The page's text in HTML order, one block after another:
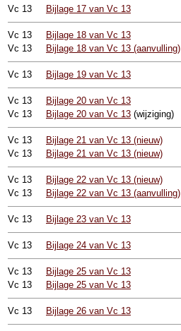
Vc 13 Bijlage 17 van Vc 13
Vc 13 Bijlage 18 van Vc 13
Vc 13 Bijlage 18 van Vc 13 (aanvulling)
Vc 13 Bijlage 19 van Vc 13
Vc 13 Bijlage 20 van Vc 13
Vc 13 Bijlage 20 van Vc 13 (wijziging)
Vc 13 Bijlage 21 van Vc 13 (nieuw)
Vc 13 Bijlage 21 van Vc 13 (nieuw)
Vc 13 Bijlage 22 van Vc 13 (nieuw)
Vc 13 Bijlage 22 van Vc 13 (aanvulling)
Vc 13 Bijlage 23 van Vc 13
Vc 13 Bijlage 24 van Vc 13
Vc 13 Bijlage 25 van Vc 13
Vc 13 Bijlage 25 van Vc 13
Vc 13 Bijlage 26 van Vc 13